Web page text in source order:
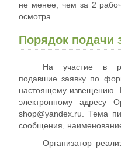
не менее, чем за 2
осмотра.
Порядок подачи
На участие в
подавшие заявку по
настоящему извещению.
электронному адресу
shop@yandex.ru. Тема
сообщения,
Организатор